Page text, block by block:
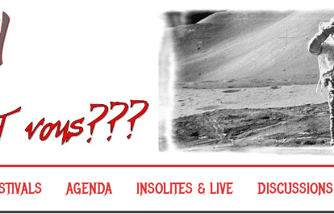
AGENDA INSOLITES & LIVE DISCUSSIONS